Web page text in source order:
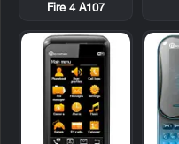
Fire 4 A107